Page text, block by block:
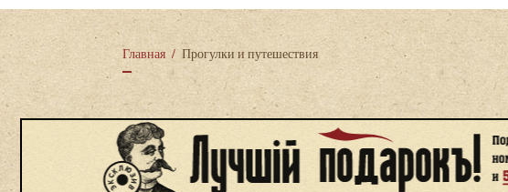
Главная / Прогулки и путешествия